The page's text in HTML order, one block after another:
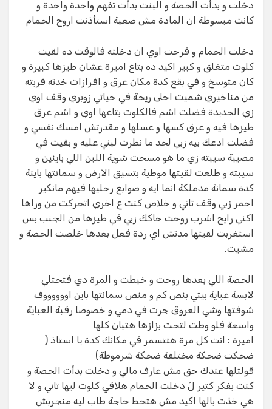
دخلت و بدأت الحصة و البنت بدأت تفهم واحدة واحدة و
كانت مبسوطة ان المادة مش صعبة استأذنت اروح الحمام
دخلت الحمام و فرحت اوي ان دخلته فالوقت ده لقيت
كلوت متغلق و كبير اكيد ده بتاع اميرة عشان طيزها كبيرة و
كان متوسخ و في بقع كدة مكان عرق و افرازات خدته قربته
من مناخيري شميت احلى ريحة في حياتي زوبري وقف اوي
زي الحديدة فضلت اشم فالكلوت بتاعها اوي و اشم عرق
طيزها فيه و عرق كسها و عسلها و مقدرتش امسك نفسي و
فضلت ادعك بيه زبي لحد ما نطرت لبني عليه و بقيت في
مصيبة سيبته زي ما هو مسحت شوية اللبن اللي باينين و
سيبته و طلعت لقيتها موطية بتسيق الارض و سمانتها باينة
كدة سمانة مدملكة انما ايه و صوابع رحليها فيهم مانكير
احمر زبي وقف تاني و خلاص كنت ع اخري اتحركت من وراها
اكني رايح اشرب روحت حاكك زبي في طيزها من الجنب بس
استغربت لقيتها مدتش اي ردة فعل بعدها خلصت الحصة و
مشيت.
الحصة اللي بعدها روحت و خبطت و المرة دي فتحتلي
لابسة عباية بيتي بنص كم و منص سمانتها باين اووووووف
شوفتها وشي العروق جرت في دمي و خصوصا رقبة العباية
واسعة فلو وطت لتحت بزازها هتبان كلها
اميرة : انت كل مرة هتتسمر في مكانك كدة يا استاذ (
ضحكت ضحكة مختلفة ضحكة شرموطة)
قولتلها عندك حق مش عارف مالي و دخلت بدأت الحصة و
كنت بفكر كتير لَ دخلت الحمام هلاقي كلوت ليها تاني و لا
هي خذت بالها اكيد مش هتحط حاجة طاب ليه منجربش